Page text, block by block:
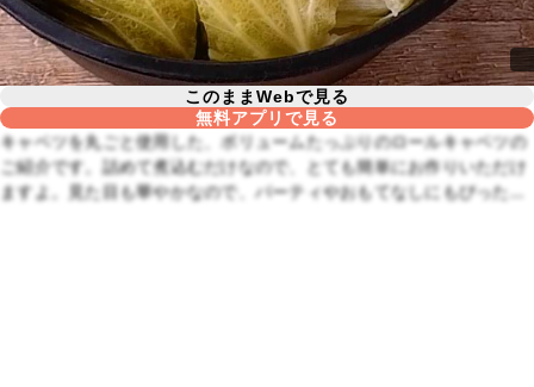
このままWebで見る
無料アプリで見る
キャベツを丸ごと使用した、ボリュームたっぷりのロールキャベツの
ご紹介です。詰めて煮込むだけなので、とても簡単にお作りいただけ
ますよ。見た目も華やかなので、パーティやおもてなしにもぴったり